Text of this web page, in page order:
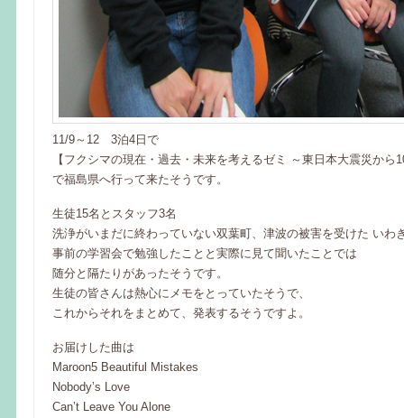
11/9～12 3泊4日で
【フクシマの現在・過去・未来を考えるゼミ ～東日本大震災から
で福島県へ行って来たそうです。
生徒15名とスタッフ3名
洗浄がいまだに終わっていない双葉町、津波の被害を受けた いわ
事前の学習会で勉強したことと実際に見て聞いたことでは
随分と隔たりがあったそうです。
生徒の皆さんは熱心にメモをとっていたそうで、
これからそれをまとめて、発表するそうですよ。
お届けした曲は
Maroon5 Beautiful Mistakes
Nobody’s Love
Can’t Leave You Alone